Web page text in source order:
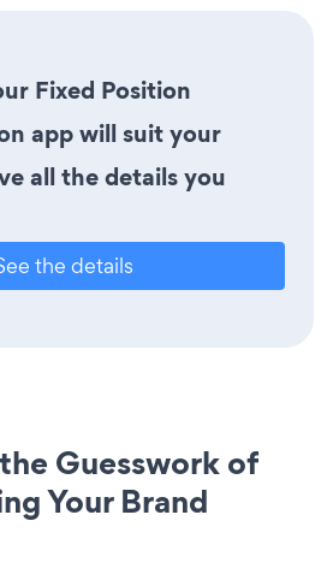
Fixed Position
app will suit your
all the details you
the details
Guesswork of
Your Brand